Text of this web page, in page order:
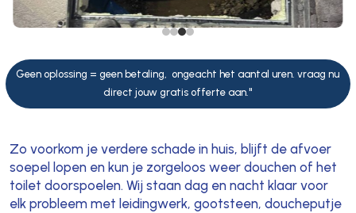
Geen oplossing = geen betaling, ongeacht het aantal uren. vraag nu
direct jouw gratis offerte aan."
Zo voorkom je verdere schade in huis, blijft de afvoer
soepel lopen en kun je zorgeloos weer douchen of het
toilet doorspoelen. Wij staan dag en nacht klaar voor
elk probleem met leidingwerk, gootsteen, doucheputje